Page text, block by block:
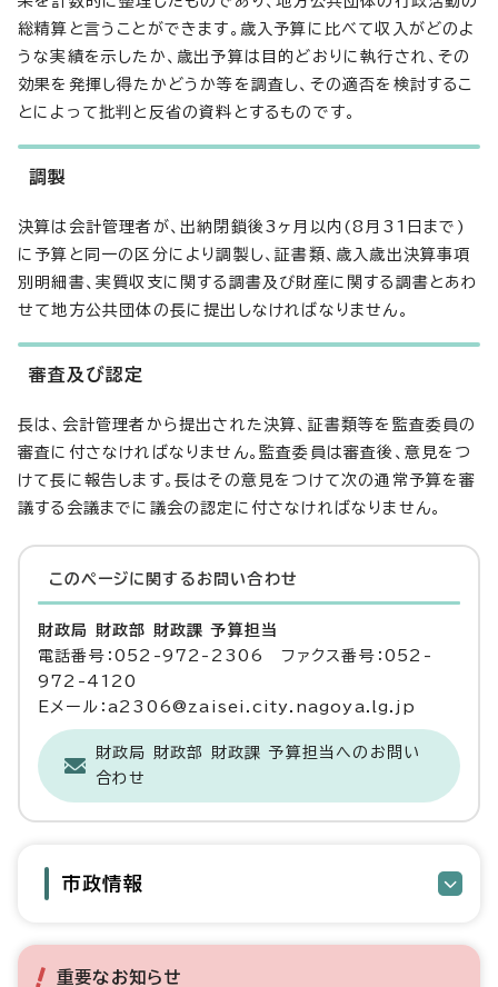
総精算と言うことができます。歳入予算に比べて収入がどのよ
うな実績を示したか、歳出予算は目的どおりに執行され、その
効果を発揮し得たかどうか等を調査し、その適否を検討するこ
とによって批判と反省の資料とするものです。
調製
決算は会計管理者が、出納閉鎖後3ヶ月以内(8月31日まで)
に予算と同一の区分により調製し、証書類、歳入歳出決算事項
別明細書、実質収支に関する調書及び財産に関する調書とあわ
せて地方公共団体の長に提出しなければなりません。
審査及び認定
長は、会計管理者から提出された決算、証書類等を監査委員の
審査に付さなければなりません。監査委員は審査後、意見をつ
けて長に報告します。長はその意見をつけて次の通常予算を審
議する会議までに議会の認定に付さなければなりません。
このページに関する お問い合わせ
財政局 財政部 財政課 予算担当
電話番号：052-972-2306 ファクス番号：052-
972-4120
Eメール：a2306@zaisei.city.nagoya.lg.jp
財政局 財政部 財政課 予算担当へのお問い
合わせ
市政情報
重要なお知らせ